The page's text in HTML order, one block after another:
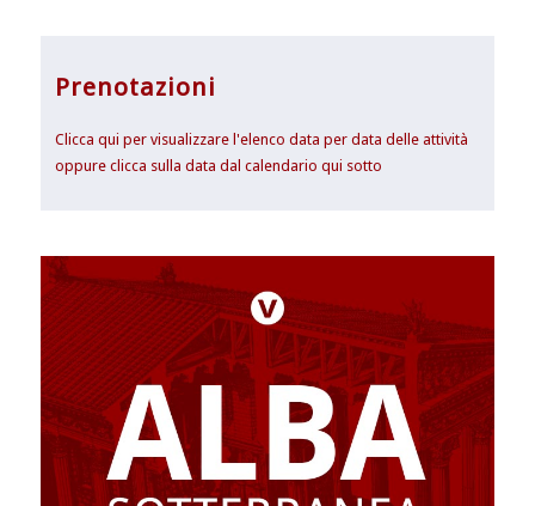
Prenotazioni
Clicca qui per visualizzare l'elenco data per data delle attività
oppure clicca sulla data dal calendario qui sotto